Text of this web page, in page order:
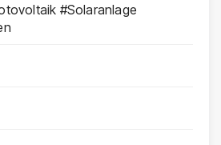
#Solaranlage